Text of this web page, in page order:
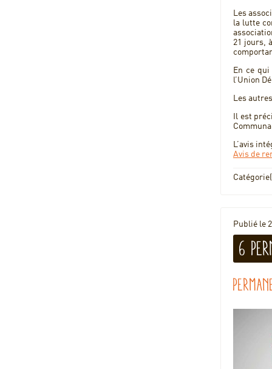
Les
la lutte
21 jours,
En ce
l’Union
Les
Il est
L’avis
Avis de
Publié le
6